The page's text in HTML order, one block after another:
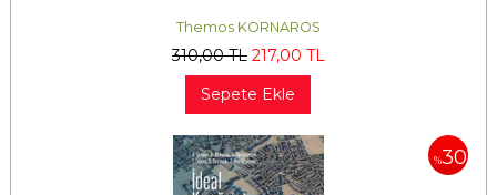
Themos KORNAROS
310,00TL 217,00 TL
Sepete Ekle
%30